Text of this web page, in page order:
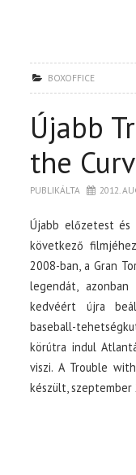
BOXOFFICE
Újabb
the
PUBLIKÁLTA 2012.
Újabb előzetest és
következő
2008-ban, a Gran
legendát,
kedvéért újra
baseball-
körútra indul
viszi. A Trouble
készült, szeptember